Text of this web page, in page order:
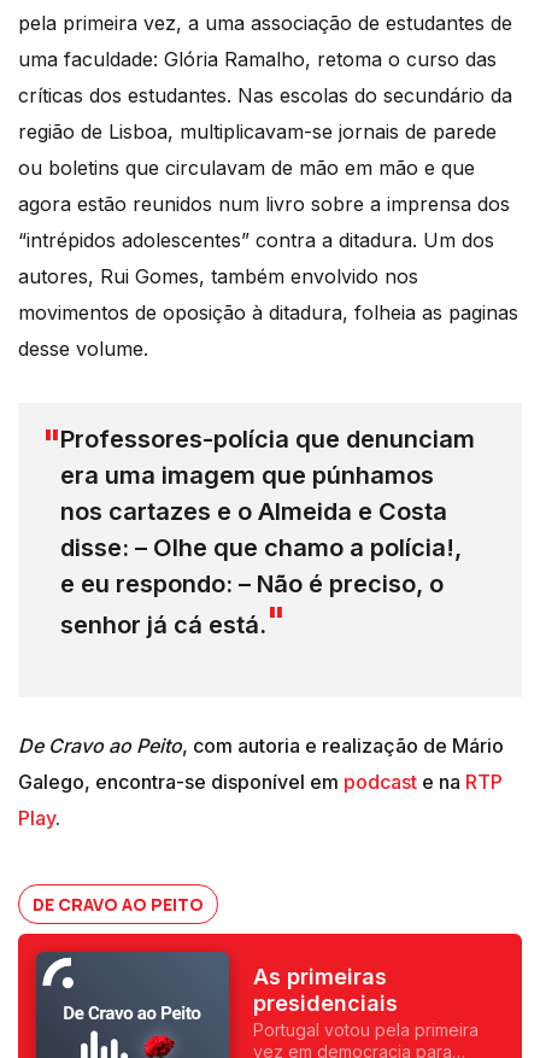
pela primeira vez, a uma associação de estudantes de
uma faculdade: Glória Ramalho, retoma o curso das
críticas dos estudantes. Nas escolas do secundário da
região de Lisboa, multiplicavam-se jornais de parede
ou boletins que circulavam de mão em mão e que
agora estão reunidos num livro sobre a imprensa dos
“intrépidos adolescentes” contra a ditadura. Um dos
autores, Rui Gomes, também envolvido nos
movimentos de oposição à ditadura, folheia as paginas
desse volume.
Professores-polícia que denunciam
era uma imagem que púnhamos
nos cartazes e o Almeida e Costa
disse: – Olhe que chamo a polícia!,
e eu respondo: – Não é preciso, o
senhor já cá está.
De Cravo ao Peito, com autoria e realização de Mário
Galego, encontra-se disponível em podcast e na RTP
Play.
DE CRAVO AO PEITO
As primeiras
presidenciais
Portugal votou pela primeira
vez em democracia para